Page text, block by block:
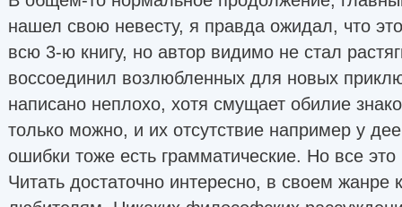
нашел свою невесту, я правда ожидал, что
всю 3-ю книгу, но автор видимо не стал
воссоединил возлюбленных для новых
написано неплохо, хотя смущает обилие
только можно, и их отсутствие например у
ошибки тоже есть грамматические. Но все
Читать достаточно интересно, в своем жанре